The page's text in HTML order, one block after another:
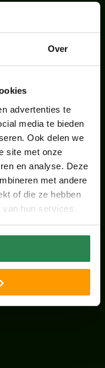
Over
advertenties te
media te bieden
Ook delen we
site met onze
en analyse. Deze
met andere
of die ze hebben
hun services.
– ZO